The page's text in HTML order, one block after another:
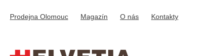
obsah
Prodejna Olomouc Magazín O nás Kontakty